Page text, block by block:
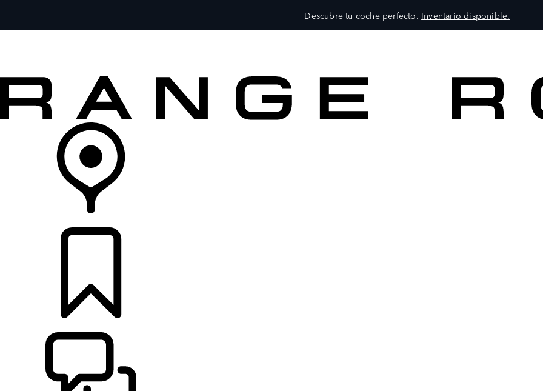
Descubre tu coche perfecto. Inventario disponible.